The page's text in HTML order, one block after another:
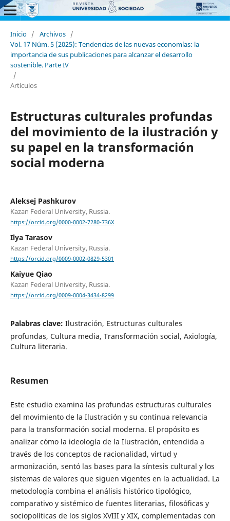
Inicio / Archivos /
Vol. 17 Núm. 5 (2025): Tendencias de las nuevas economías: la
importancia de sus publicaciones para alcanzar el desarrollo
sostenible. Parte IV
/
Artículos
Estructuras culturales profundas
del movimiento de la ilustración y
su papel en la transformación
social moderna
Aleksej Pashkurov
Kazan Federal University, Russia.
https://orcid.org/0000-0002-7280-736X
Ilya Tarasov
Kazan Federal University, Russia.
https://orcid.org/0009-0002-0829-5301
Kaiyue Qiao
Kazan Federal University, Russia.
https://orcid.org/0009-0004-3434-8299
Palabras clave: Ilustración, Estructuras culturales
profundas, Cultura media, Transformación social, Axiología,
Cultura literaria.
Resumen
Este estudio examina las profundas estructuras culturales
del movimiento de la Ilustración y su continua relevancia
para la transformación social moderna. El propósito es
analizar cómo la ideología de la Ilustración, entendida a
través de los conceptos de racionalidad, virtud y
armonización, sentó las bases para la síntesis cultural y los
sistemas de valores que siguen vigentes en la actualidad. La
metodología combina el análisis histórico tipológico,
comparativo y sistémico de fuentes literarias, filosóficas y
sociopolíticas de los siglos XVIII y XIX, complementadas con